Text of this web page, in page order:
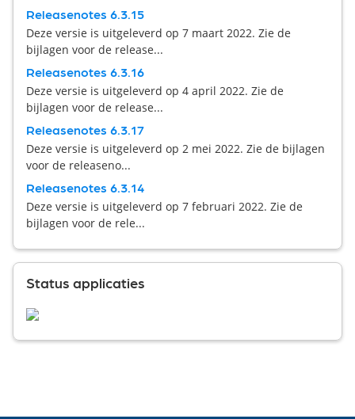
Releasenotes 6.3.15
Deze versie is uitgeleverd op 7 maart 2022. Zie de
bijlagen voor de release...
Releasenotes 6.3.16
Deze versie is uitgeleverd op 4 april 2022. Zie de
bijlagen voor de release...
Releasenotes 6.3.17
Deze versie is uitgeleverd op 2 mei 2022. Zie de bijlagen
voor de releaseno...
Releasenotes 6.3.14
Deze versie is uitgeleverd op 7 februari 2022. Zie de
bijlagen voor de rele...
Status applicaties